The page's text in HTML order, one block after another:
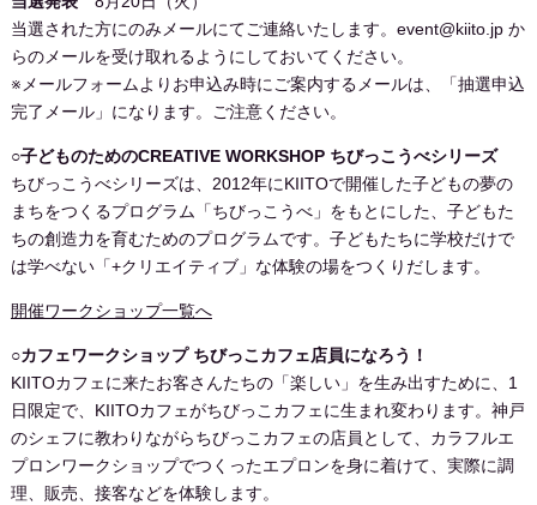
当選された方にのみメールにてご連絡いたします。event@kiito.jp か
らのメールを受け取れるようにしておいてください。
※メールフォームよりお申込み時にご案内するメールは、「抽選申込
完了メール」になります。ご注意ください。
○子どものためのCREATIVE WORKSHOP ちびっこうべシリーズ
ちびっこうべシリーズは、2012年にKIITOで開催した子どもの夢の
まちをつくるプログラム「ちびっこうべ」をもとにした、子どもた
ちの創造力を育むためのプログラムです。子どもたちに学校だけで
は学べない「+クリエイティブ」な体験の場をつくりだします。
開催ワークショップ一覧へ
○カフェワークショップ ちびっこカフェ店員になろう！
KIITOカフェに来たお客さんたちの「楽しい」を生み出すために、1
日限定で、KIITOカフェがちびっこカフェに生まれ変わります。神戸
のシェフに教わりながらちびっこカフェの店員として、カラフルエ
プロンワークショップでつくったエプロンを身に着けて、実際に調
理、販売、接客などを体験します。